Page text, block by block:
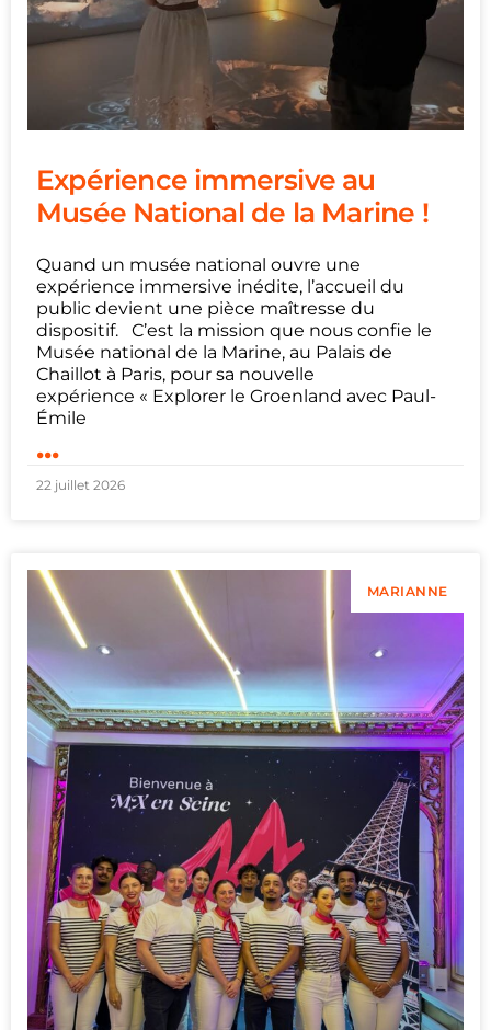
Expérience immersive au
Musée National de la Marine !
Quand un musée national ouvre une
expérience immersive inédite, l’accueil du
public devient une pièce maîtresse du
dispositif. C’est la mission que nous confie le
Musée national de la Marine, au Palais de
Chaillot à Paris, pour sa nouvelle
expérience « Explorer le Groenland avec Paul-
Émile
...
22 juillet 2026
MARIANNE